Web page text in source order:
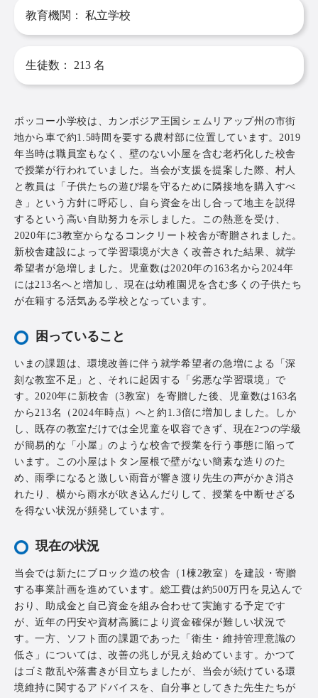
教育機関： 私立学校
生徒数： 213 名
ボッコー小学校は、カンボジア王国シェムリアップ州の市街
地から車で約1.5時間を要する農村部に位置しています。2019
年当時は職員室もなく、壁のない小屋を含む老朽化した校舎
で授業が行われていました。当会が支援を提案した際、村人
と教員は「子供たちの遊び場を守るために隣接地を購入すべ
き」という方針に呼応し、自ら資金を出し合って地主を説得
するという高い自助努力を示しました。この熱意を受け、
2020年に3教室からなるコンクリート校舎が寄贈されました。
新校舎建設によって学習環境が大きく改善された結果、就学
希望者が急増しました。児童数は2020年の163名から2024年
には213名へと増加し、現在は幼稚園児を含む多くの子供たち
が在籍する活気ある学校となっています。
困っていること
いまの課題は、環境改善に伴う就学希望者の急増による「深
刻な教室不足」と、それに起因する「劣悪な学習環境」で
す。2020年に新校舎（3教室）を寄贈した後、児童数は163名
から213名（2024年時点）へと約1.3倍に増加しました。しか
し、既存の教室だけでは全児童を収容できず、現在2つの学級
が簡易的な「小屋」のような校舎で授業を行う事態に陥って
います。この小屋はトタン屋根で壁がない簡素な造りのた
め、雨季になると激しい雨音が響き渡り先生の声がかき消さ
れたり、横から雨水が吹き込んだりして、授業を中断せざる
を得ない状況が頻発しています。
現在の状況
当会では新たにブロック造の校舎（1棟2教室）を建設・寄贈
する事業計画を進めています。総工費は約500万円を見込んで
おり、助成金と自己資金を組み合わせて実施する予定です
が、近年の円安や資材高騰により資金確保が難しい状況で
す。一方、ソフト面の課題であった「衛生・維持管理意識の
低さ」については、改善の兆しが見え始めています。かつて
はゴミ散乱や落書きが目立ちましたが、当会が続けている環
境維持に関するアドバイスを、自分事としてきた先生たちが